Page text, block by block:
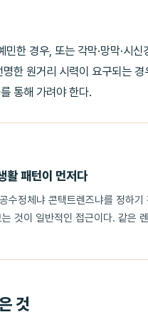
한 경우, 또는 각막·망막·시
한 원거리 시력이 요구되는
통해 가려야 한다.
활 패턴이 먼저다
수정체냐 콘택트렌즈냐를 정하
것이 일반적인 접근이다. 같은
것